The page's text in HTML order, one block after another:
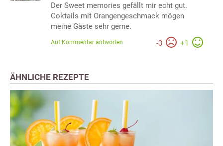
Der Sweet memories gefällt mir echt gut.
Coktails mit Orangengeschmack mögen
meine Gäste sehr gerne.
-3 +1
Auf Kommentar antworten
ÄHNLICHE REZEPTE